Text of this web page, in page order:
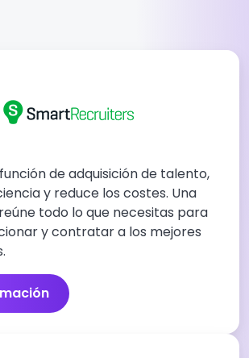
de adquisición de talento,
y reduce los costes. Una
todo lo que necesitas para
y contratar a los mejores